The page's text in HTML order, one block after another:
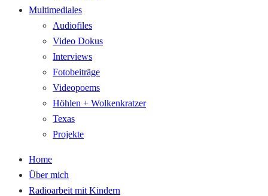
Multimediales
Audiofiles
Video Dokus
Interviews
Fotobeiträge
Videopoems
Höhlen + Wolkenkratzer
Texas
Projekte
Home
Über mich
Radioarbeit mit Kindern